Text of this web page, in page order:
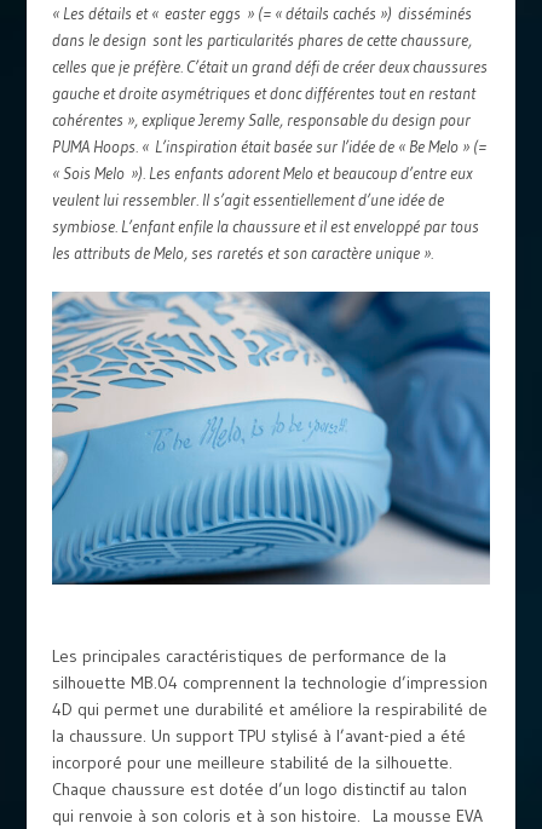
« Les détails et « easter eggs » (= « détails cachés ») disséminés
dans le design sont les particularités phares de cette chaussure,
celles que je préfère. C’était un grand défi de créer deux chaussures
gauche et droite asymétriques et donc différentes tout en restant
cohérentes », explique Jeremy Salle, responsable du design pour
PUMA Hoops. « L’inspiration était basée sur l’idée de « Be Melo » (=
« Sois Melo »). Les enfants adorent Melo et beaucoup d’entre eux
veulent lui ressembler. Il s’agit essentiellement d’une idée de
symbiose. L’enfant enfile la chaussure et il est enveloppé par tous
les attributs de Melo, ses raretés et son caractère unique ».
Les principales caractéristiques de performance de la
silhouette MB.04 comprennent la technologie d’impression
4D qui permet une durabilité et améliore la respirabilité de
la chaussure. Un support TPU stylisé à l’avant-pied a été
incorporé pour une meilleure stabilité de la silhouette.
Chaque chaussure est dotée d’un logo distinctif au talon
qui renvoie à son coloris et à son histoire. La mousse EVA